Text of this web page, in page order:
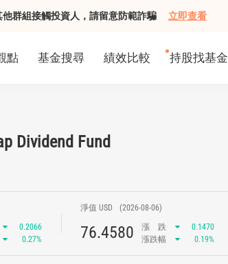
他群組接觸投資人，請留意防範詐騙 立即查看
點 基金搜尋 績效比較 持股找基金
Dividend Fund
0.2066
0.27%
淨值 USD (2026-08-06)
76.4580 漲 跌
0.1470
漲跌幅
0.19%